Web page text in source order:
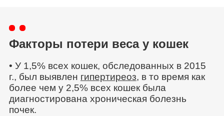
Факторы потери веса у кошек
• У 1,5% всех кошек, обследованных в 2015
г., был выявлен гипертиреоз, в то время как
более чем у 2,5% всех кошек была
диагностирована хроническая болезнь
почек.